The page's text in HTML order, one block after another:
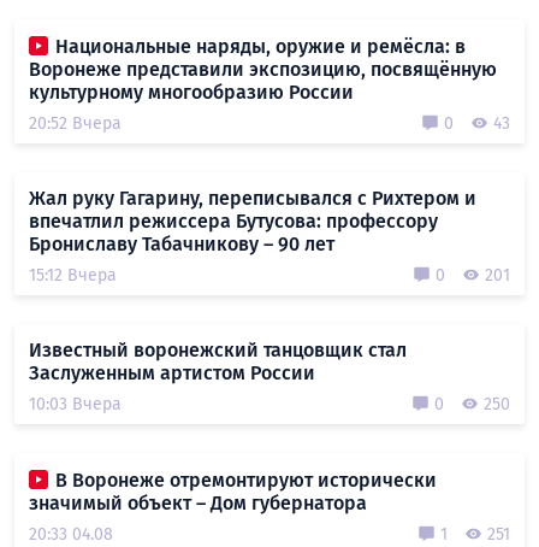
Национальные наряды, оружие и ремёсла: в
Воронеже представили экспозицию, посвящённую
культурному многообразию России
20:52 Вчера 0 43
Жал руку Гагарину, переписывался с Рихтером и
впечатлил режиссера Бутусова: профессору
Брониславу Табачникову – 90 лет
15:12 Вчера 0 201
Известный воронежский танцовщик стал
Заслуженным артистом России
10:03 Вчера 0 250
В Воронеже отремонтируют исторически
значимый объект – Дом губернатора
20:33 04.08 1 251